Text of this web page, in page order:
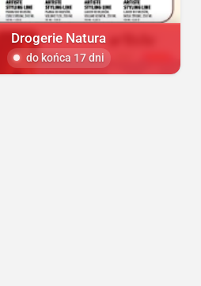
Drogerie Natura
do końca 17 dni